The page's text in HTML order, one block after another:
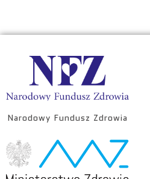
Narodowy Fundusz Zdrowia